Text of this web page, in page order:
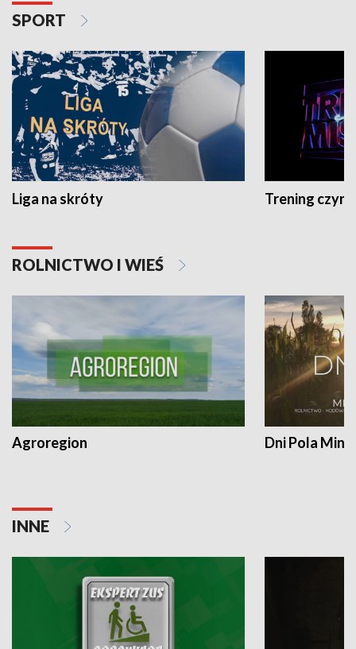
SPORT
Liga na skróty Trening czyni
ROLNICTWO I WIEŚ
Agroregion Dni Pola
INNE